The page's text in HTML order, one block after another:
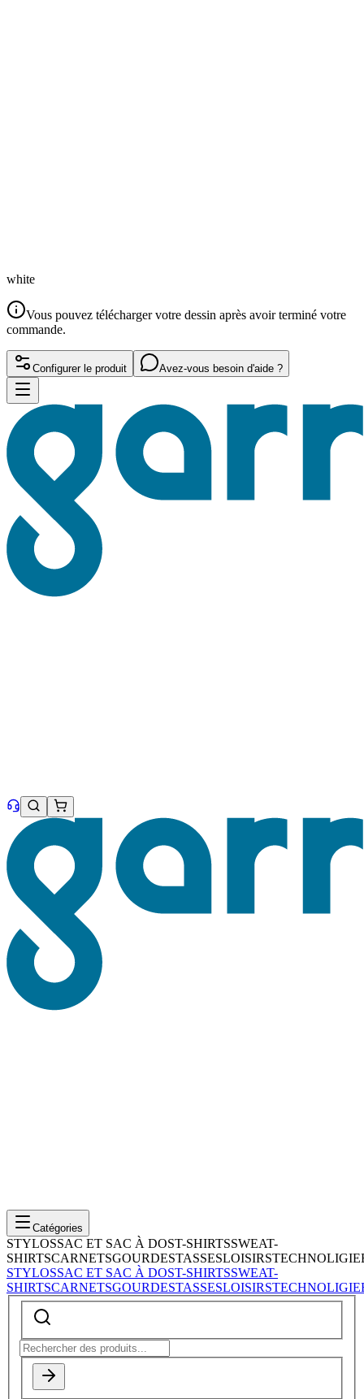
white
Vous pouvez télécharger votre dessin après avoir terminé votre
commande.
Configurer le produit Avez-vous besoin d'aide ?
Catégories
STYLOSSAC ET SAC À DOST-SHIRTSSWEAT-
SHIRTSCARNETSGOURDESTASSESLOISIRSTECHNOLIGIE
STYLOSSAC ET SAC À DOST-SHIRTSSWEAT-
SHIRTSCARNETSGOURDESTASSESLOISIRSTECHNOLIGIE